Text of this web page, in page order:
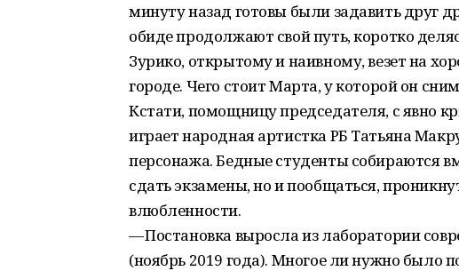
минуту назад готовы были задавить друг
обиде продолжают свой путь, коротко
Зурико, открытому и наивному, везет на
городе. Чего стоит Марта, у которой он
Кстати, помощницу председателя, с явно
играет народная артистка РБ Татьяна
персонажа. Бедные студенты собираются
сдать экзамены, но и пообщаться,
влюбленности.
— Постановка выросла из лаборатории
(ноябрь 2019 года). Многое ли нужно было